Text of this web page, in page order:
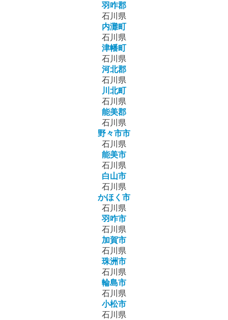
羽咋郡
石川県
内灘町
石川県
津幡町
石川県
河北郡
石川県
川北町
石川県
能美郡
石川県
野々市市
石川県
能美市
石川県
白山市
石川県
かほく市
石川県
羽咋市
石川県
加賀市
石川県
珠洲市
石川県
輪島市
石川県
小松市
石川県